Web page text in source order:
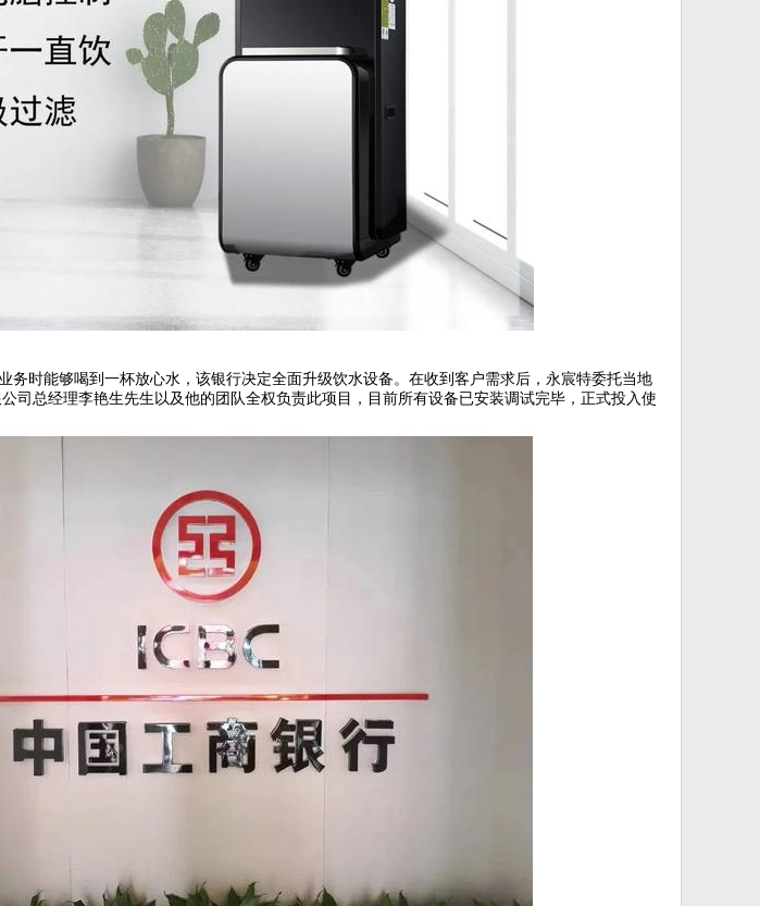
务时能够喝到一杯放心水，该银行决定全面升级饮水设备。在收到客户需求后，永宸特委托当地
总经理李艳生先生以及他的团队全权负责此项目，目前所有设备已安装调试完毕，正式投入使